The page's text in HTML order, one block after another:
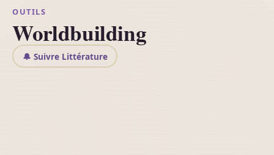
OUTILS
Worldbuilding
🔔 Suivre Littérature